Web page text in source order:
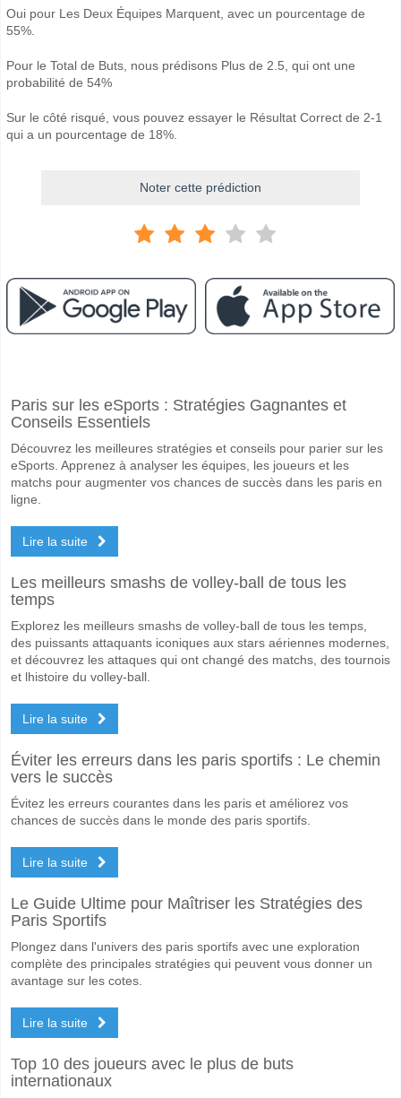
Oui pour Les Deux Équipes Marquent, avec un pourcentage de
55%.
Pour le Total de Buts, nous prédisons Plus de 2.5, qui ont une
probabilité de 54%
Sur le côté risqué, vous pouvez essayer le Résultat Correct de 2-1
qui a un pourcentage de 18%.
Noter cette prédiction
Le match entre East Bengal Club v Punjab FC 11 May 2026 15:00.
East Bengal Club pour le Gagnant du match, avec une probabilité de
Les deux équipes marqueront-elles dans le match
Oui pour Les Deux Équipes Marquent, avec un pourcentage de 55%.
Quel sera le résultat correct attendu entre East Bengal
Sur le côté risqué, vous pouvez essayer le Résultat Correct de 2-1
Paris sur les eSports : Stratégies Gagnantes et
Conseils Essentiels
Découvrez les meilleures stratégies et conseils pour parier sur les
eSports. Apprenez à analyser les équipes, les joueurs et les
matchs pour augmenter vos chances de succès dans les paris en
ligne.
Lire la suite
Les meilleurs smashs de volley-ball de tous les
temps
Explorez les meilleurs smashs de volley-ball de tous les temps,
des puissants attaquants iconiques aux stars aériennes modernes,
et découvrez les attaques qui ont changé des matchs, des tournois
et lhistoire du volley-ball.
Lire la suite
Éviter les erreurs dans les paris sportifs : Le chemin
vers le succès
Évitez les erreurs courantes dans les paris et améliorez vos
chances de succès dans le monde des paris sportifs.
Lire la suite
Le Guide Ultime pour Maîtriser les Stratégies des
Paris Sportifs
Plongez dans l'univers des paris sportifs avec une exploration
complète des principales stratégies qui peuvent vous donner un
avantage sur les cotes.
Lire la suite
Top 10 des joueurs avec le plus de buts
internationaux